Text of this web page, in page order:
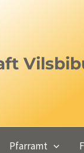
Pfarramt